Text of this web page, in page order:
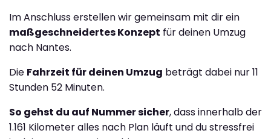
Im Anschluss erstellen wir gemeinsam mit dir ein
maßgeschneidertes Konzept für deinen Umzug
nach Nantes.
Die Fahrzeit für deinen Umzug beträgt dabei nur 11
Stunden 52 Minuten.
So gehst du auf Nummer sicher, dass innerhalb der
1.161 Kilometer alles nach Plan läuft und du stressfrei